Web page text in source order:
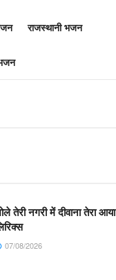
राजस्थानी भजन
तेरी नगरी में दीवाना तेरा आया
07/08/2026